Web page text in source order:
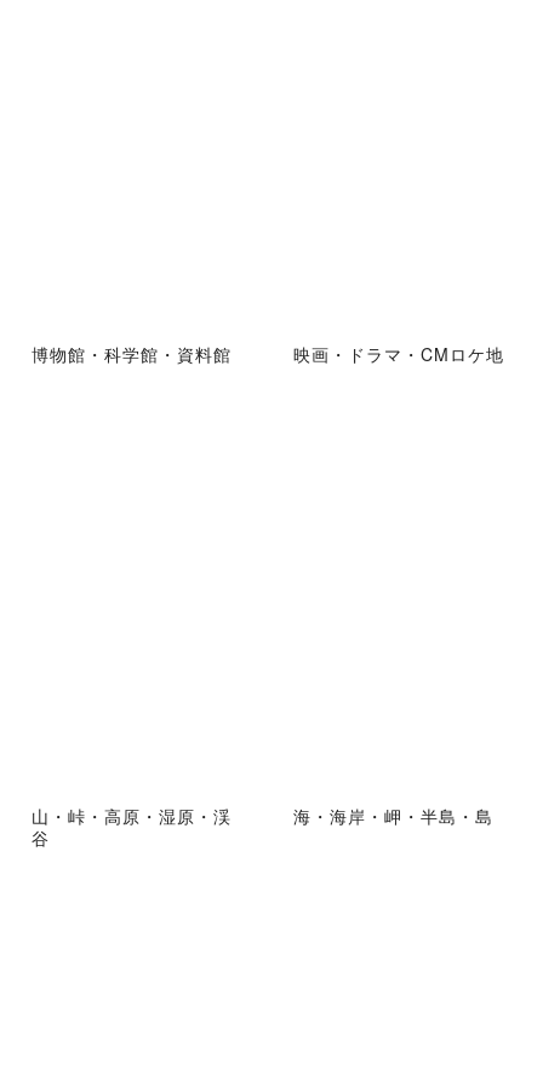
博物館・科学館・資料館 映画・ドラマ・CMロケ地
山・峠・高原・湿原・渓
谷
海・海岸・岬・半島・島